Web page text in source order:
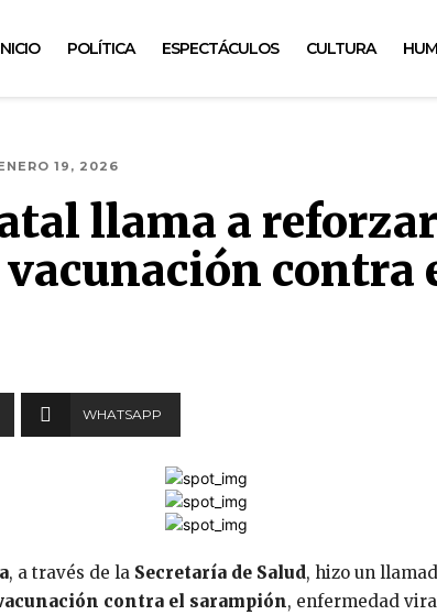
POLÍTICA ESPECTÁCULOS CULTURA
19, 2026
llama a
contra
WHATSAPP
, a través de la Secretaría de Salud, hizo un
contra el sarampión, enfermedad